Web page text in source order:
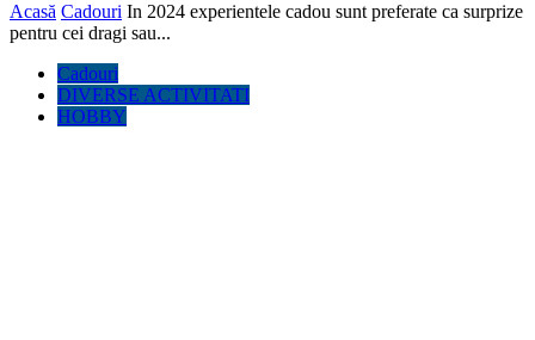
Acasă Cadouri In 2024 experientele cadou sunt preferate ca surprize
pentru cei dragi sau...
Cadouri
DIVERSE ACTIVITATI
HOBBY